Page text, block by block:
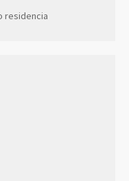
residencia